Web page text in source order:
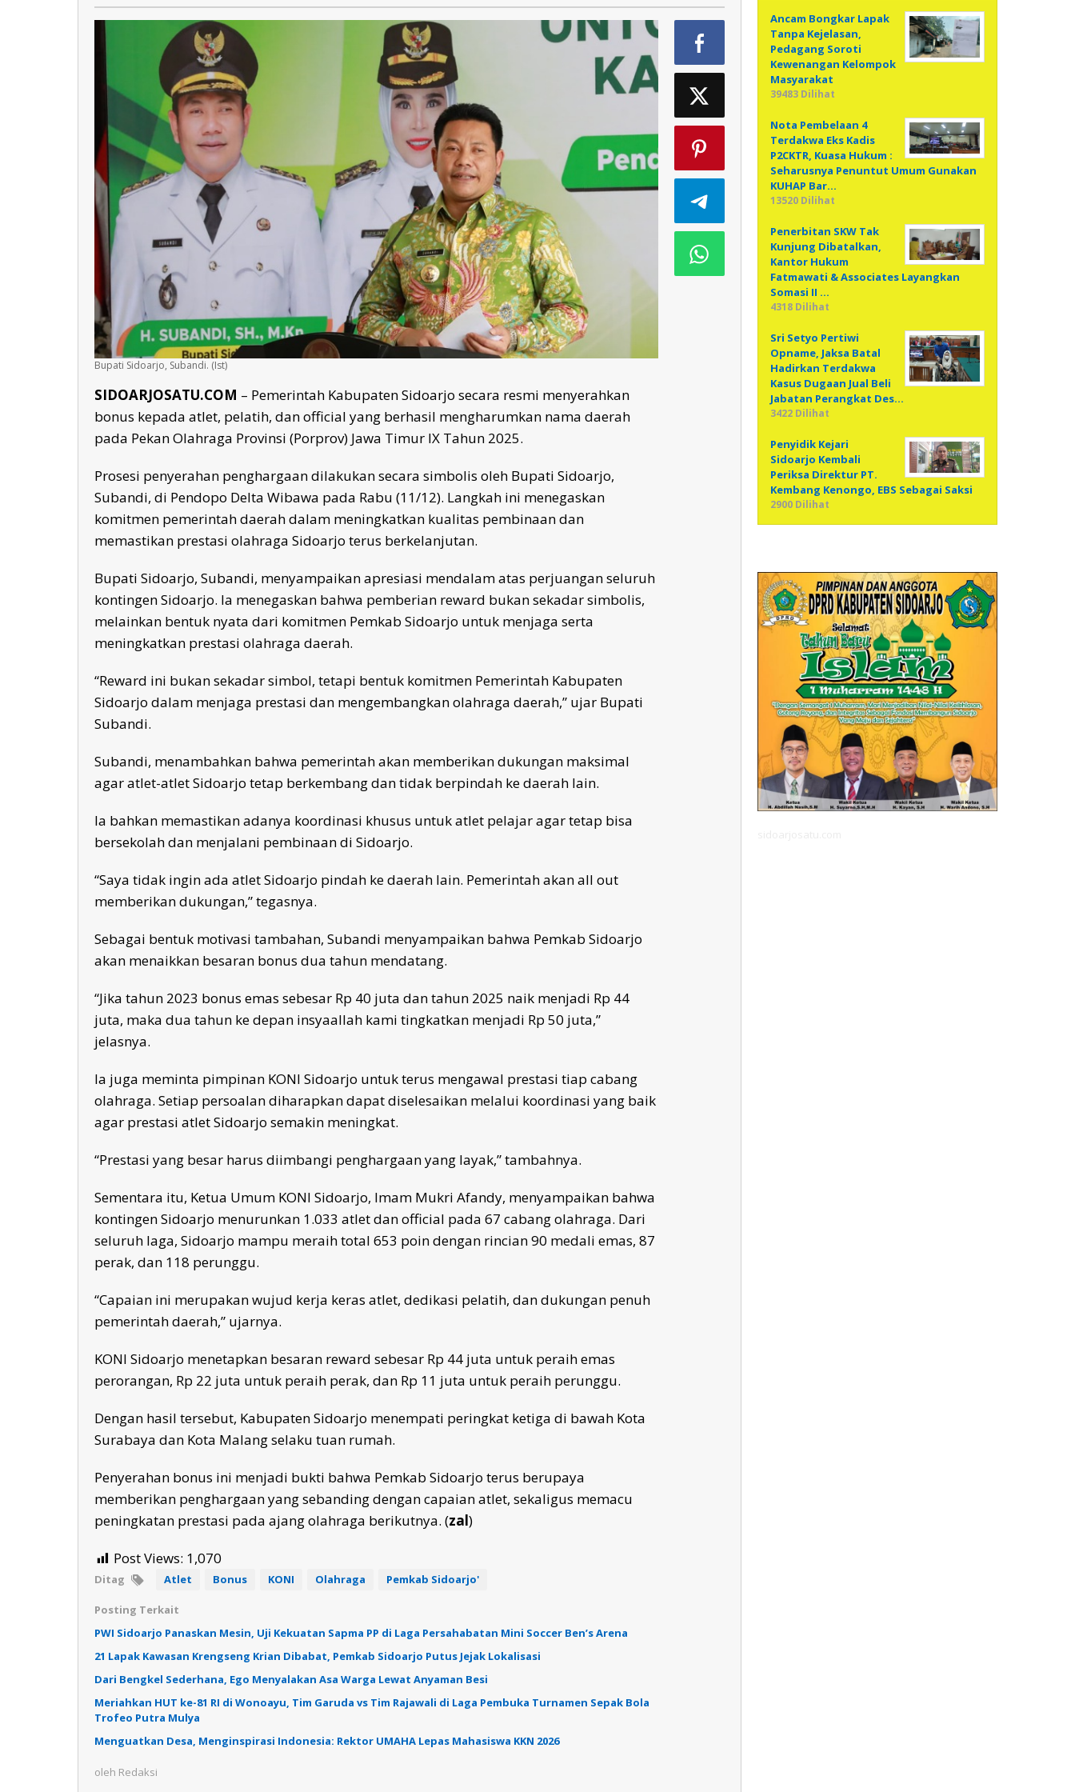
Bupati Sidoarjo, Subandi. (Ist)
SIDOARJOSATU.COM – Pemerintah Kabupaten Sidoarjo secara resmi menyerahkan
bonus kepada atlet, pelatih, dan official yang berhasil mengharumkan nama daerah
pada Pekan Olahraga Provinsi (Porprov) Jawa Timur IX Tahun 2025.
Prosesi penyerahan penghargaan dilakukan secara simbolis oleh Bupati Sidoarjo,
Subandi, di Pendopo Delta Wibawa pada Rabu (11/12). Langkah ini menegaskan
komitmen pemerintah daerah dalam meningkatkan kualitas pembinaan dan
memastikan prestasi olahraga Sidoarjo terus berkelanjutan.
Bupati Sidoarjo, Subandi, menyampaikan apresiasi mendalam atas perjuangan seluruh
kontingen Sidoarjo. Ia menegaskan bahwa pemberian reward bukan sekadar simbolis,
melainkan bentuk nyata dari komitmen Pemkab Sidoarjo untuk menjaga serta
meningkatkan prestasi olahraga daerah.
“Reward ini bukan sekadar simbol, tetapi bentuk komitmen Pemerintah Kabupaten
Sidoarjo dalam menjaga prestasi dan mengembangkan olahraga daerah,” ujar Bupati
Subandi.
Subandi, menambahkan bahwa pemerintah akan memberikan dukungan maksimal
agar atlet-atlet Sidoarjo tetap berkembang dan tidak berpindah ke daerah lain.
Ia bahkan memastikan adanya koordinasi khusus untuk atlet pelajar agar tetap bisa
bersekolah dan menjalani pembinaan di Sidoarjo.
“Saya tidak ingin ada atlet Sidoarjo pindah ke daerah lain. Pemerintah akan all out
memberikan dukungan,” tegasnya.
Sebagai bentuk motivasi tambahan, Subandi menyampaikan bahwa Pemkab Sidoarjo
akan menaikkan besaran bonus dua tahun mendatang.
“Jika tahun 2023 bonus emas sebesar Rp 40 juta dan tahun 2025 naik menjadi Rp 44
juta, maka dua tahun ke depan insyaallah kami tingkatkan menjadi Rp 50 juta,”
jelasnya.
Ia juga meminta pimpinan KONI Sidoarjo untuk terus mengawal prestasi tiap cabang
olahraga. Setiap persoalan diharapkan dapat diselesaikan melalui koordinasi yang baik
agar prestasi atlet Sidoarjo semakin meningkat.
“Prestasi yang besar harus diimbangi penghargaan yang layak,” tambahnya.
Sementara itu, Ketua Umum KONI Sidoarjo, Imam Mukri Afandy, menyampaikan bahwa
kontingen Sidoarjo menurunkan 1.033 atlet dan official pada 67 cabang olahraga. Dari
seluruh laga, Sidoarjo mampu meraih total 653 poin dengan rincian 90 medali emas, 87
perak, dan 118 perunggu.
“Capaian ini merupakan wujud kerja keras atlet, dedikasi pelatih, dan dukungan penuh
pemerintah daerah,” ujarnya.
KONI Sidoarjo menetapkan besaran reward sebesar Rp 44 juta untuk peraih emas
perorangan, Rp 22 juta untuk peraih perak, dan Rp 11 juta untuk peraih perunggu.
Dengan hasil tersebut, Kabupaten Sidoarjo menempati peringkat ketiga di bawah Kota
Surabaya dan Kota Malang selaku tuan rumah.
Penyerahan bonus ini menjadi bukti bahwa Pemkab Sidoarjo terus berupaya
memberikan penghargaan yang sebanding dengan capaian atlet, sekaligus memacu
peningkatan prestasi pada ajang olahraga berikutnya. (zal)
Post Views: 1,070
Ditag Atlet Bonus KONI Olahraga Pemkab Sidoarjo'
Posting Terkait
PWI Sidoarjo Panaskan Mesin, Uji Kekuatan Sapma PP di Laga Persahabatan Mini Soccer Ben’s Arena
21 Lapak Kawasan Krengseng Krian Dibabat, Pemkab Sidoarjo Putus Jejak Lokalisasi
Dari Bengkel Sederhana, Ego Menyalakan Asa Warga Lewat Anyaman Besi
Meriahkan HUT ke-81 RI di Wonoayu, Tim Garuda vs Tim Rajawali di Laga Pembuka Turnamen Sepak Bola
Trofeo Putra Mulya
Menguatkan Desa, Menginspirasi Indonesia: Rektor UMAHA Lepas Mahasiswa KKN 2026
oleh Redaksi
Ancam Bongkar Lapak
Tanpa Kejelasan,
Pedagang Soroti
Kewenangan Kelompok
Masyarakat
39483 Dilihat
Nota Pembelaan 4
Terdakwa Eks Kadis
P2CKTR, Kuasa Hukum :
Seharusnya Penuntut Umum Gunakan
KUHAP Bar…
13520 Dilihat
Penerbitan SKW Tak
Kunjung Dibatalkan,
Kantor Hukum
Fatmawati & Associates Layangkan
Somasi II …
4318 Dilihat
Sri Setyo Pertiwi
Opname, Jaksa Batal
Hadirkan Terdakwa
Kasus Dugaan Jual Beli
Jabatan Perangkat Des…
3422 Dilihat
Penyidik Kejari
Sidoarjo Kembali
Periksa Direktur PT.
Kembang Kenongo, EBS Sebagai Saksi
2900 Dilihat